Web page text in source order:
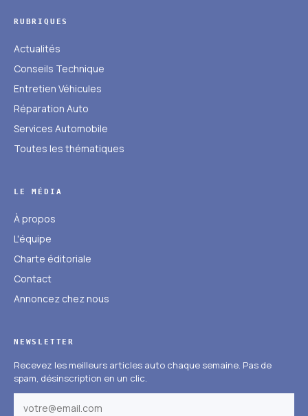
RUBRIQUES
Actualités
Conseils Technique
Entretien Véhicules
Réparation Auto
Services Automobile
Toutes les thématiques
LE MÉDIA
À propos
L'équipe
Charte éditoriale
Contact
Annoncez chez nous
NEWSLETTER
Recevez les meilleurs articles auto chaque semaine. Pas de
spam, désinscription en un clic.